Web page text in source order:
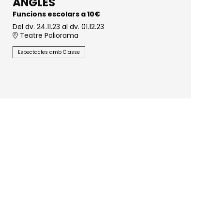
Funcions escolars a 10€
Del dv. 24.11.23 al dv. 01.12.23
Teatre Poliorama
Espectacles amb Classe